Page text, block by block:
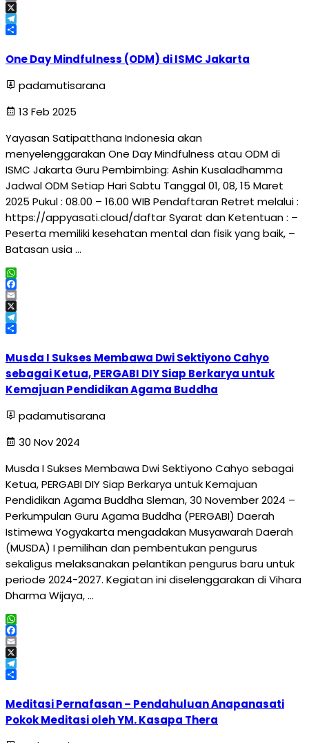
Email
X
Telegram
One Day Mindfulness (ODM) di ISMC Jakarta
padamutisarana
13 Feb 2025
Yayasan Satipatthana Indonesia akan
menyelenggarakan One Day Mindfulness atau ODM di
ISMC Jakarta Guru Pembimbing: Ashin Kusaladhamma
Jadwal ODM Setiap Hari Sabtu Tanggal 01, 08, 15 Maret
2025 Pukul : 08.00 – 16.00 WIB Pendaftaran Retret melalui :
https://appyasati.cloud/daftar Syarat dan Ketentuan : –
Peserta memiliki kesehatan mental dan fisik yang baik, –
Batasan usia …
WhatsApp
Facebook
Email
X
Telegram
Musda I Sukses Membawa Dwi Sektiyono Cahyo
sebagai Ketua, PERGABI DIY Siap Berkarya untuk
Kemajuan Pendidikan Agama Buddha
padamutisarana
30 Nov 2024
Musda I Sukses Membawa Dwi Sektiyono Cahyo sebagai
Ketua, PERGABI DIY Siap Berkarya untuk Kemajuan
Pendidikan Agama Buddha Sleman, 30 November 2024 –
Perkumpulan Guru Agama Buddha (PERGABI) Daerah
Istimewa Yogyakarta mengadakan Musyawarah Daerah
(MUSDA) I pemilihan dan pembentukan pengurus
sekaligus melaksanakan pelantikan pengurus baru untuk
periode 2024-2027. Kegiatan ini diselenggarakan di Vihara
Dharma Wijaya, …
WhatsApp
Facebook
Email
X
Telegram
Meditasi Pernafasan – Pendahuluan Anapanasati
Pokok Meditasi oleh YM. Kasapa Thera